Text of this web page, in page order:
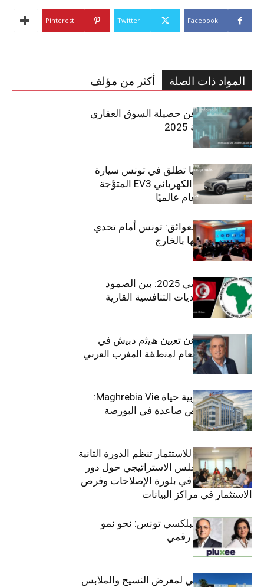
Facebook
Twitter
Pinterest
المواد ذات الصلة أكثر من مؤلف
مبوب تكشف عن حصيلة السوق العقاري
في تونس لسنة 2025
سيتي كارز – كيا تطلق في تونس سيارة
الـدفع الرباعي الكهربائي EV3 المتوَّجة
بلقب سيارة العام عالميًا
بين الطموح والعوائق: تونس أمام تحدي
استعادة كفاءاتها بالخارج
الاقتصاد التونسي 2025: بين الصمود
الاجتماعي وتحديات التنافسية القارية
ﺗﯾﺗرا ﺑﺎك ﺗﻌﻠن ﻋن ﺗﻌﯾﯾن ھﯾﺛم دﺑﯾش ﻓﻲ
ﻣﻧﺻب اﻟﻣدﯾر اﻟﻌﺎم ﻟﻣﻧطﻘﺔ اﻟﻣﻐرب اﻟﻌرﺑﻲ
وﻏرب أﻓرﯾﻘﯾﺎ
التأمينات المغربية حياة Maghrebia Vie:
فاعل رائد بفرص صاعدة في البورصة
(+34.8%)
الهيئة التونسية للاستثمار تنظم الدورة الثانية
والعشرين للمجلس الاستراتيجي حول دور
القطاع الخاص في بلورة الإصلاحات وفرص
الاستثمار في مراكز البيانات
قيادة مزدوجة لبلكسي تونس: نحو نمو
متسارع وتحول رقمي
الافتتاح الرسمي لمعرض النسيج والملابس